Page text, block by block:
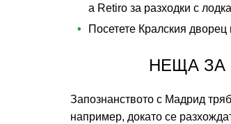
а Retiro за разходки с
Посетете Кралския
НЕЩА ЗА
Запознанството с Мадрид
например, докато се